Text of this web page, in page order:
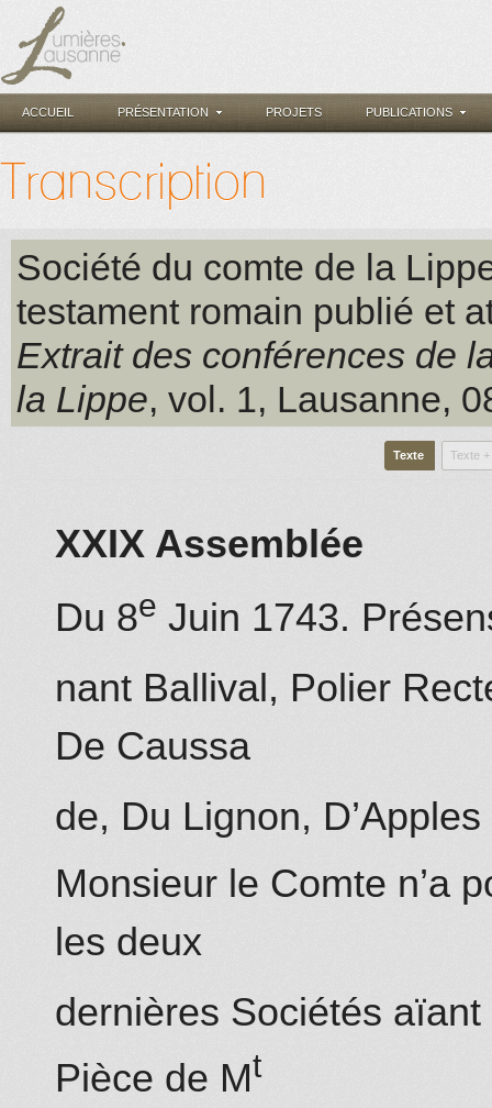
ACCUEIL PRÉSENTATION PROJETS PUBLICATIONS
Transcription
Société du comte de la
testament romain publié et
Extrait des conférences de
la Lippe, vol. 1, Lausanne,
Texte Texte
XXIX Assemblée
Du 8e Juin 1743.
nant Ballival, Polier
De Caussa
de, Du Lignon,
Monsieur le Comte n’a
les deux
dernières Sociétés
Pièce de Mt